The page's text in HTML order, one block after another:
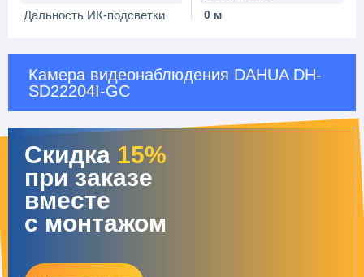
Дальность ИК-подсветки 0 м
Камера видеонаблюдения DAHUA DH-
SD22204I-GC
Скидка 15%
при заказе
вместе
с монтажом